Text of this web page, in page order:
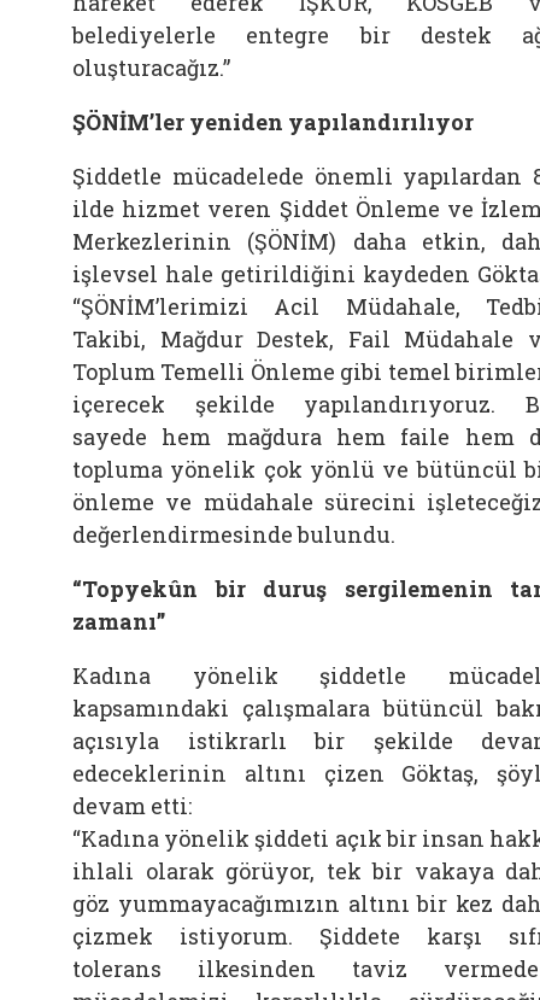
belediyelerle entegre bir destek
oluşturacağız.”
ŞÖNİM’ler yeniden yapılandırılıyor
Şiddetle mücadelede önemli yapılardan
ilde hizmet veren Şiddet Önleme ve
Merkezlerinin (ŞÖNİM) daha etkin,
işlevsel hale getirildiğini kaydeden
“ŞÖNİM’lerimizi Acil Müdahale,
Takibi, Mağdur Destek, Fail Müdahale
Toplum Temelli Önleme gibi temel
içerecek şekilde yapılandırıyoruz.
sayede hem mağdura hem faile hem
topluma yönelik çok yönlü ve bütüncül
önleme ve müdahale sürecini
değerlendirmesinde bulundu.
“Topyekûn bir duruş sergilemenin
zamanı”
Kadına yönelik şiddetle
kapsamındaki çalışmalara bütüncül
açısıyla istikrarlı bir şekilde
edeceklerinin altını çizen Göktaş,
devam etti:
“Kadına yönelik şiddeti açık bir insan
ihlali olarak görüyor, tek bir vakaya
göz yummayacağımızın altını bir kez
çizmek istiyorum. Şiddete karşı
tolerans ilkesinden taviz